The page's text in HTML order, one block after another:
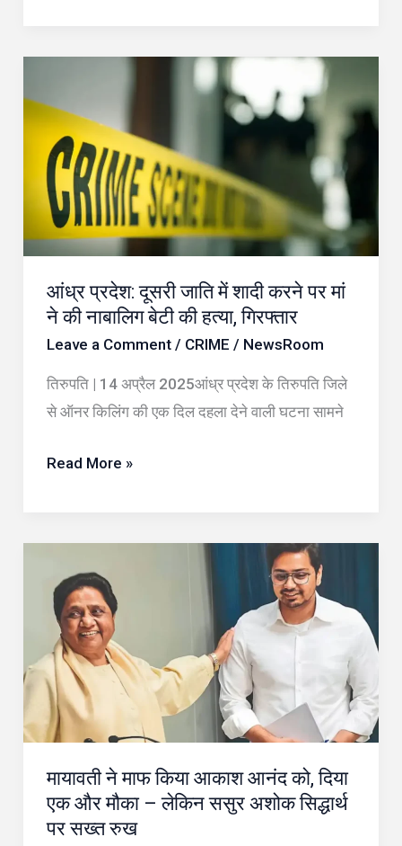
आंध्र प्रदेश: दूसरी जाति में शादी करने पर मां
ने की नाबालिग बेटी की हत्या, गिरफ्तार
Leave a Comment / CRIME / NewsRoom
तिरुपति | 14 अप्रैल 2025आंध्र प्रदेश के तिरुपति जिले
से ऑनर किलिंग की एक दिल दहला देने वाली घटना सामने
दूसरी
जाति
में
शादी
करने
मां
ने
की
नाबालिग
बेटी
हत्या,
Read More »
मायावती ने माफ किया आकाश आनंद को, दिया
एक और मौका – लेकिन ससुर अशोक सिद्धार्थ
पर सख्त रुख
माफ
किया
आकाश
आनंद
को,
एक
और
मौका